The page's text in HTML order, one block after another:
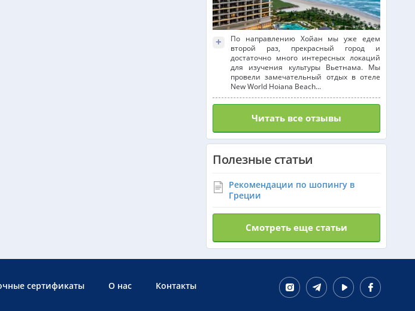
+
По направлению Хойан мы уже едем
второй раз, прекрасный город и
достаточно много интересных локаций
для изучения культуры Вьетнама. Мы
провели замечательный отдых в отеле
New World Hoiana Beach...
Читать все отзывы
Полезные статьи
Рекомендации по шопингу в
Греции
Смотреть еще статьи
сертификаты О нас Контакты